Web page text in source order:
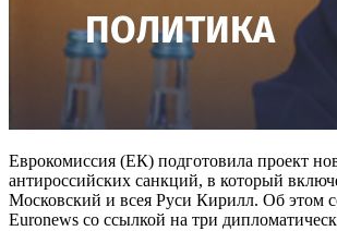
Еврокомиссия (ЕК) подготовила проект
антироссийских санкций, в который
Московский и всея Руси Кирилл. Об этом
Euronews со ссылкой на три